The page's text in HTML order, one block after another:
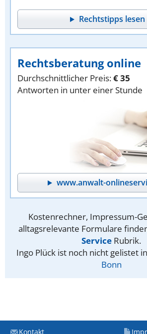
Rechtstipps lesen
Rechtsberatung online
Durchschnittlicher Preis:€ 35
Antworten in unter einer Stunde
www.anwalt-
Kostenrechner, Impressum-
alltagsrelevante Formulare
Service Rubrik.
Ingo Plück ist noch nicht gelistet in
Bonn
Kontakt